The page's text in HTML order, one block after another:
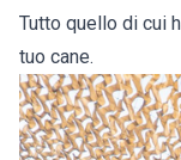
Tutto quello di cui
tuo cane.